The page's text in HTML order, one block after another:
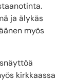
ja älykäs
myös
kirkkaassa